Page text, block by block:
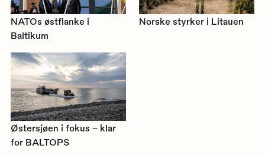
NATOs østflanke i
Baltikum
Norske styrker i Litauen
Østersjøen i fokus – klar
for BALTOPS